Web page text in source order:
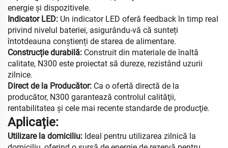
energie și dispozitivele.
Indicator LED: Un indicator LED oferă feedback în timp real
privind nivelul bateriei, asigurându-vă că sunteți
întotdeauna conștienți de starea de alimentare.
Construcție durabilă: Construit din materiale de înaltă
calitate, N300 este proiectat să dureze, rezistând uzurii
zilnice.
Direct de la Producător: Ca o ofertă directă de la
producător, N300 garantează controlul calităţii,
rentabilitatea şi cele mai recente standarde de producţie.
Aplicație:
Utilizare la domiciliu: Ideal pentru utilizarea zilnică la